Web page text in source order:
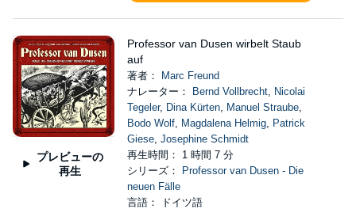
プレビューの
再生
Professor van Dusen wirbelt Staub
auf
著者：
Marc Freund
ナレーター：
Bernd Vollbrecht, Nicolai
Tegeler, Dina Kürten, Manuel Straube,
Bodo Wolf, Magdalena Helmig, Patrick
Giese, Josephine Schmidt
再生時間： 1 時間 7 分
シリーズ：
Professor van Dusen - Die
neuen Fälle
言語： ドイツ語